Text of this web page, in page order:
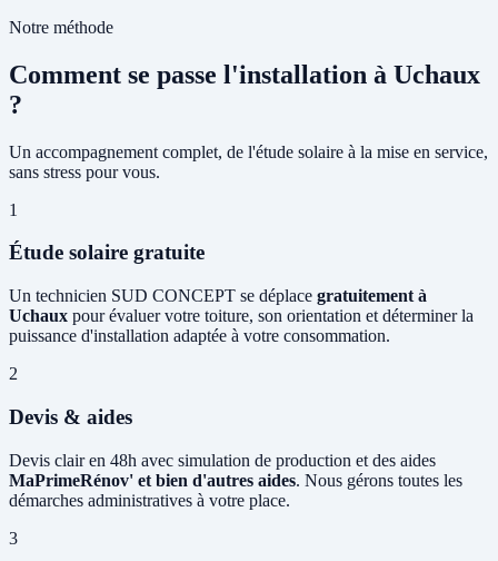
Notre méthode
Comment se passe l'installation à Uchaux
?
Un accompagnement complet, de l'étude solaire à la mise en service,
sans stress pour vous.
1
Étude solaire gratuite
Un technicien SUD CONCEPT se déplace gratuitement à
Uchaux pour évaluer votre toiture, son orientation et déterminer la
puissance d'installation adaptée à votre consommation.
2
Devis & aides
Devis clair en 48h avec simulation de production et des aides
MaPrimeRénov' et bien d'autres aides. Nous gérons toutes les
démarches administratives à votre place.
3